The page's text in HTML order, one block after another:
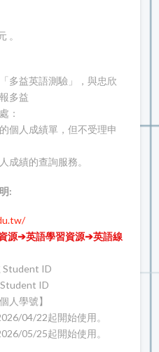
。
多益英語測驗」，與忠欣
多益
：
個人成績單，但不受理申
成績的查詢服務。
:
源➔英語學習資源➔英語線
Student ID
ID
人學號】
04/22起開始使用。
05/25起開始使用。